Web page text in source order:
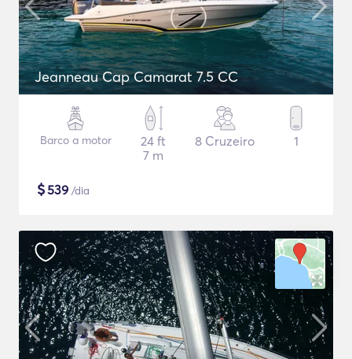
Jeanneau Cap Camarat 7.5 CC
Barco a motor
24 ft
7 m
8 Cruzeiro 1
$539 /dia